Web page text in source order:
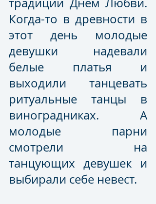
Когда-то в древности в
этот день молодые
девушки надевали
белые платья и
выходили танцевать
ритуальные танцы в
виноградниках. А
молодые парни
смотрели на
танцующих девушек и
выбирали себе невест.